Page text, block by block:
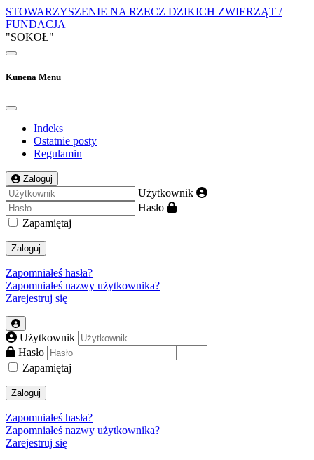
STOWARZYSZENIE NA RZECZ DZIKICH ZWIERZĄT /
FUNDACJA
"SOKOŁ"
Kunena Menu
Indeks
Ostatnie posty
Regulamin
Zaloguj
Użytkownik
Hasło
Zapamiętaj
Zaloguj
Zapomniałeś hasła?
Zapomniałeś nazwy użytkownika?
Zarejestruj się
Użytkownik
Hasło
Zapamiętaj
Zaloguj
Zapomniałeś hasła?
Zapomniałeś nazwy użytkownika?
Zarejestruj się